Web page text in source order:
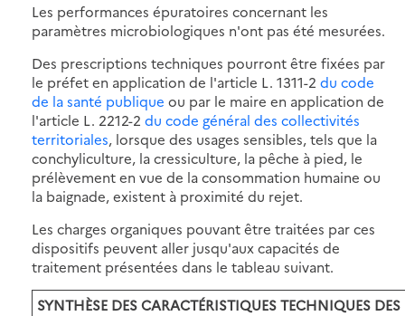
Les performances épuratoires concernant les
paramètres microbiologiques n'ont pas été mesurées.
Des prescriptions techniques pourront être fixées par
le préfet en application de l'article L. 1311-2 du code
de la santé publique ou par le maire en application de
l'article L. 2212-2 du code général des collectivités
territoriales, lorsque des usages sensibles, tels que la
conchyliculture, la cressiculture, la pêche à pied, le
prélèvement en vue de la consommation humaine ou
la baignade, existent à proximité du rejet.
Les charges organiques pouvant être traitées par ces
dispositifs peuvent aller jusqu'aux capacités de
traitement présentées dans le tableau suivant.
SYNTHÈSE DES CARACTÉRISTIQUES TECHNIQUES